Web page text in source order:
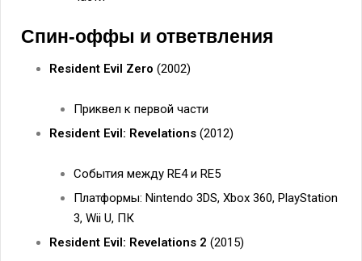
Спин-оффы и ответвления
Resident Evil Zero (2002)
Приквел к первой части
Resident Evil: Revelations (2012)
События между RE4 и RE5
Платформы: Nintendo 3DS, Xbox 360, PlayStation
3, Wii U, ПК
Resident Evil: Revelations 2 (2015)